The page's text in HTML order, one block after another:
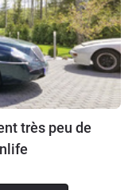
très peu de